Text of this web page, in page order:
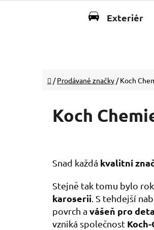
Exteriér
Domů
/ Prodávané značky / Koch
Koch
Snad každá kvalitní
Stejně tak tomu bylo
karoserii . S tehdejší
povrch a vášeň pro
vzniká společnost